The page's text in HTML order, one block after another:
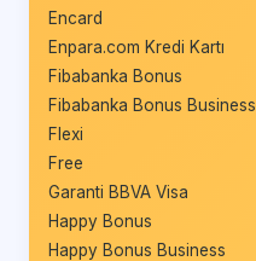
Encard
Enpara.com Kredi Kartı
Fibabanka Bonus
Fibabanka Bonus Business
Flexi
Free
Garanti BBVA Visa
Happy Bonus
Happy Bonus Business